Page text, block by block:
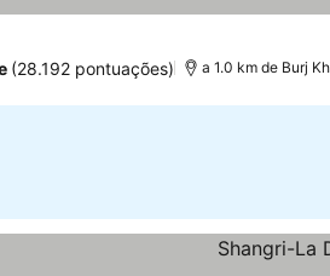
(28.192 pontuações) a 1.0 km de Burj